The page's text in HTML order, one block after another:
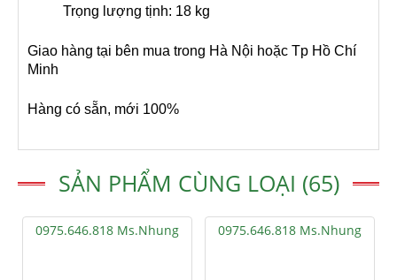
Trọng lượng tịnh: 18 kg
Giao hàng tại bên mua trong Hà Nội hoặc Tp Hồ Chí
Minh
Hàng có sẵn, mới 100%
SẢN PHẨM CÙNG LOẠI (65)
0975.646.818 Ms.Nhung 0975.646.818 Ms.Nhung